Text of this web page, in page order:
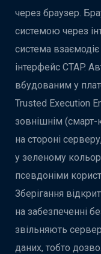
через браузер.
системою через
система
інтерфейс CTAP.
вбудованим у
Trusted Execution
зовнішнім (смарт-
на стороні
у зеленому
псевдоніми
Зберігання
на забезпеченні
звільняють
даних, тобто